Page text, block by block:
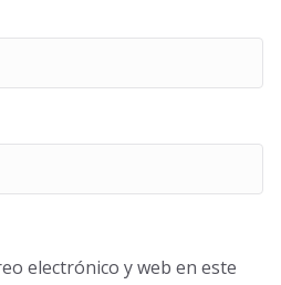
electrónico y web en este